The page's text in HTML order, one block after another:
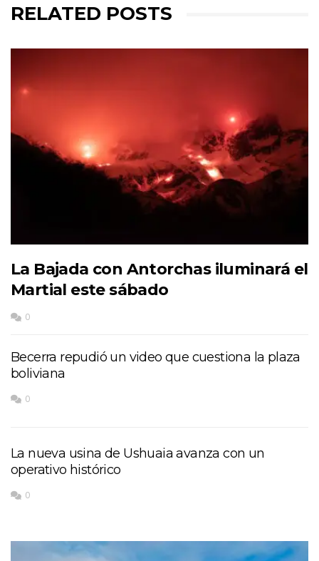
RELATED POSTS
La Bajada con Antorchas iluminará el
Martial este sábado
0
Becerra repudió un video que cuestiona la plaza
boliviana
0
La nueva usina de Ushuaia avanza con un
operativo histórico
0